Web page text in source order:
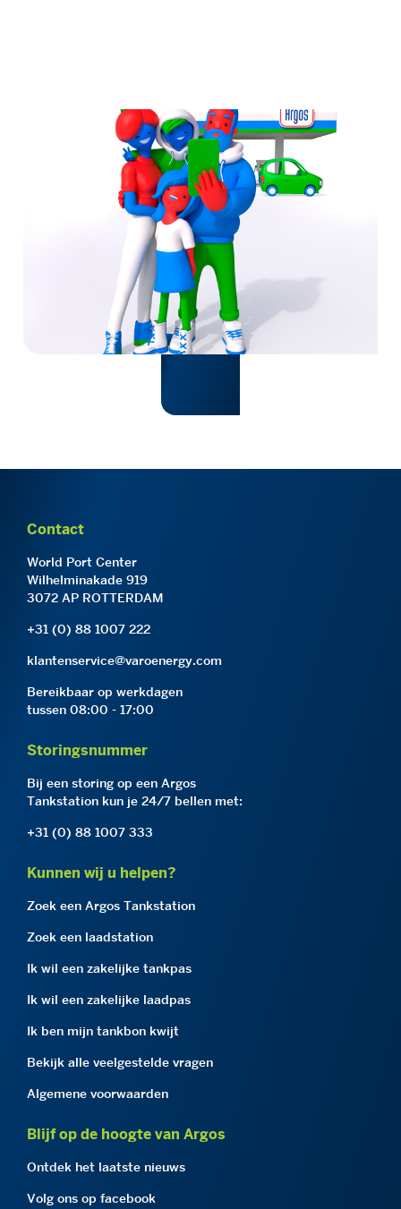
Contact
World Port Center
Wilhelminakade 919
3072 AP ROTTERDAM
+31 (0) 88 1007 222
klantenservice@varoenergy.com
Bereikbaar op werkdagen
tussen 08:00 - 17:00
Storingsnummer
Bij een storing op een Argos
Tankstation kun je 24/7 bellen met:
+31 (0) 88 1007 333
Kunnen wij u helpen?
Zoek een Argos Tankstation
Zoek een laadstation
Ik wil een zakelijke tankpas
Ik wil een zakelijke laadpas
Ik ben mijn tankbon kwijt
Bekijk alle veelgestelde vragen
Algemene voorwaarden
Blijf op de hoogte van Argos
Ontdek het laatste nieuws
Volg ons op facebook